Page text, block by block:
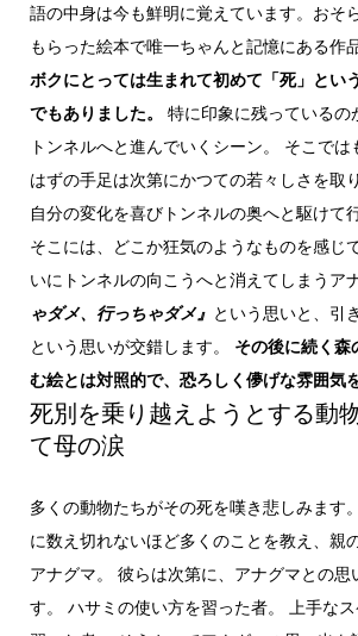
語の中身は今も鮮明に覚えています。おそ
もらった絵本で唯一ちゃんと記憶にある作
ボクにとっては生まれて初めて「死」とい
でもありました。
特に印象に残っているの
トンネルへと進んでいくシーン。 そこで
はずの手足は次第にかつての若々しさを取
自分の変化を喜びトンネルの奥へと駆けて
そこには、どこか狂気のようなものを感じ
いにトンネルの向こうへと消えてしまうア
ゃダメ、行っちゃダメ』 という思いと、引
という思いが交錯します。 その後に続く森
む絵とは対照的で、恐ろしく儚げな雰囲気
死別を乗り越えようとする動
て母の涙
多くの動物たちがその死を嘆き悲しみます
に数え切れないほど多くのことを教え、親
アナグマ。 彼らは次第に、アナグマとの思
す。 ハサミの使い方を習った者。 上手な